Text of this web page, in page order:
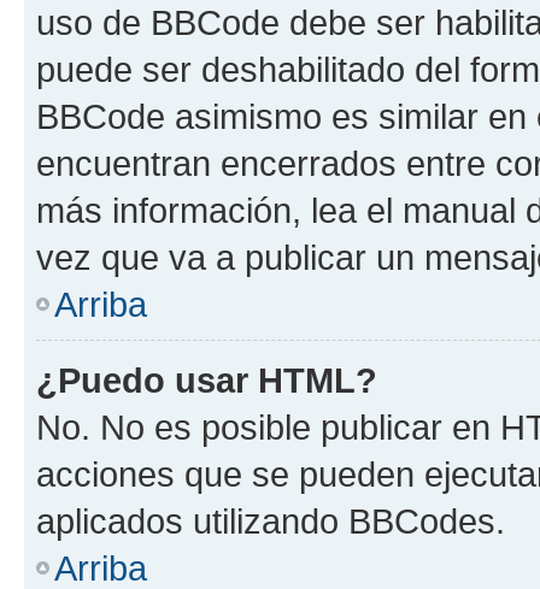
uso de BBCode debe ser
puede ser deshabilitado del
BBCode asimismo es similar
encuentran encerrados entre
más información, lea el manual
vez que va a publicar un
Arriba
¿Puedo usar HTML?
No. No es posible publicar en
acciones que se pueden
aplicados utilizando BBCodes.
Arriba